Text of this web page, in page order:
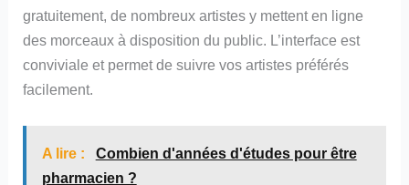
gratuitement, de nombreux artistes y mettent en ligne
des morceaux à disposition du public. L’interface est
conviviale et permet de suivre vos artistes préférés
facilement.
A lire :
Combien d'années d'études pour être
pharmacien ?